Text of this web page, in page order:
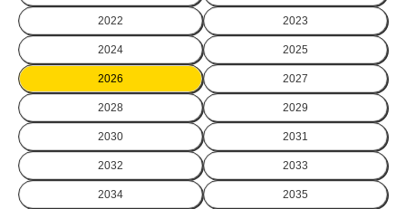
2022 2023
2024 2025
2026 2027
2028 2029
2030 2031
2032 2033
2034 2035